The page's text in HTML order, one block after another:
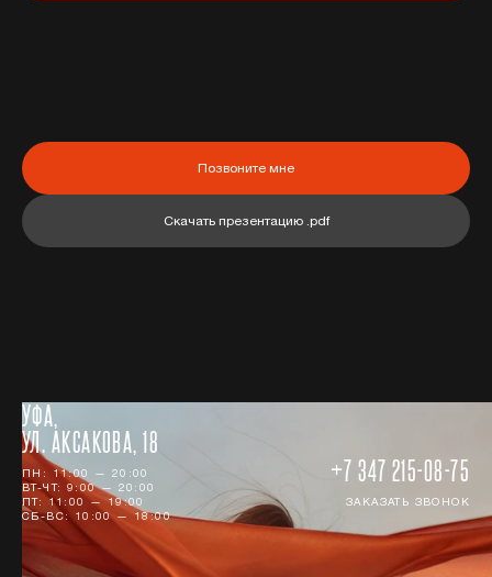
Позвоните мне
Скачать презентацию .pdf
УФА,
УЛ. АКСАКОВА, 18
ПН: 11:00 — 20:00
ВТ-ЧТ: 9:00 — 20:00
ПТ: 11:00 — 19:00
СБ-ВС: 10:00 — 18:00
+7 347 215-08-75
ЗАКАЗАТЬ ЗВОНОК